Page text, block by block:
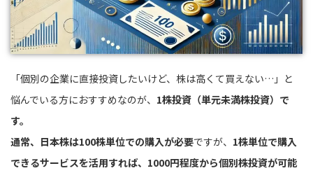
「個別の企業に直接投資したいけど、株は高くて買えない…」と
悩んでいる方におすすめなのが、 1株投資（単元未満株投資）で
す。
通常、日本株は100株単位での購入が必要ですが、 1株単位で購入
できるサービスを活用すれば、1000円程度から個別株投資が可能